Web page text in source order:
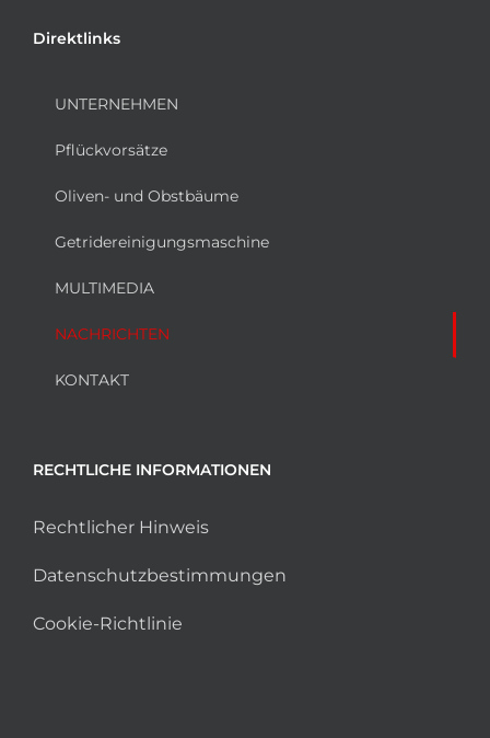
Direktlinks
UNTERNEHMEN
Pflückvorsätze
Oliven- und Obstbäume
Getridereinigungsmaschine
MULTIMEDIA
NACHRICHTEN
KONTAKT
RECHTLICHE INFORMATIONEN
Rechtlicher Hinweis
Datenschutzbestimmungen
Cookie-Richtlinie